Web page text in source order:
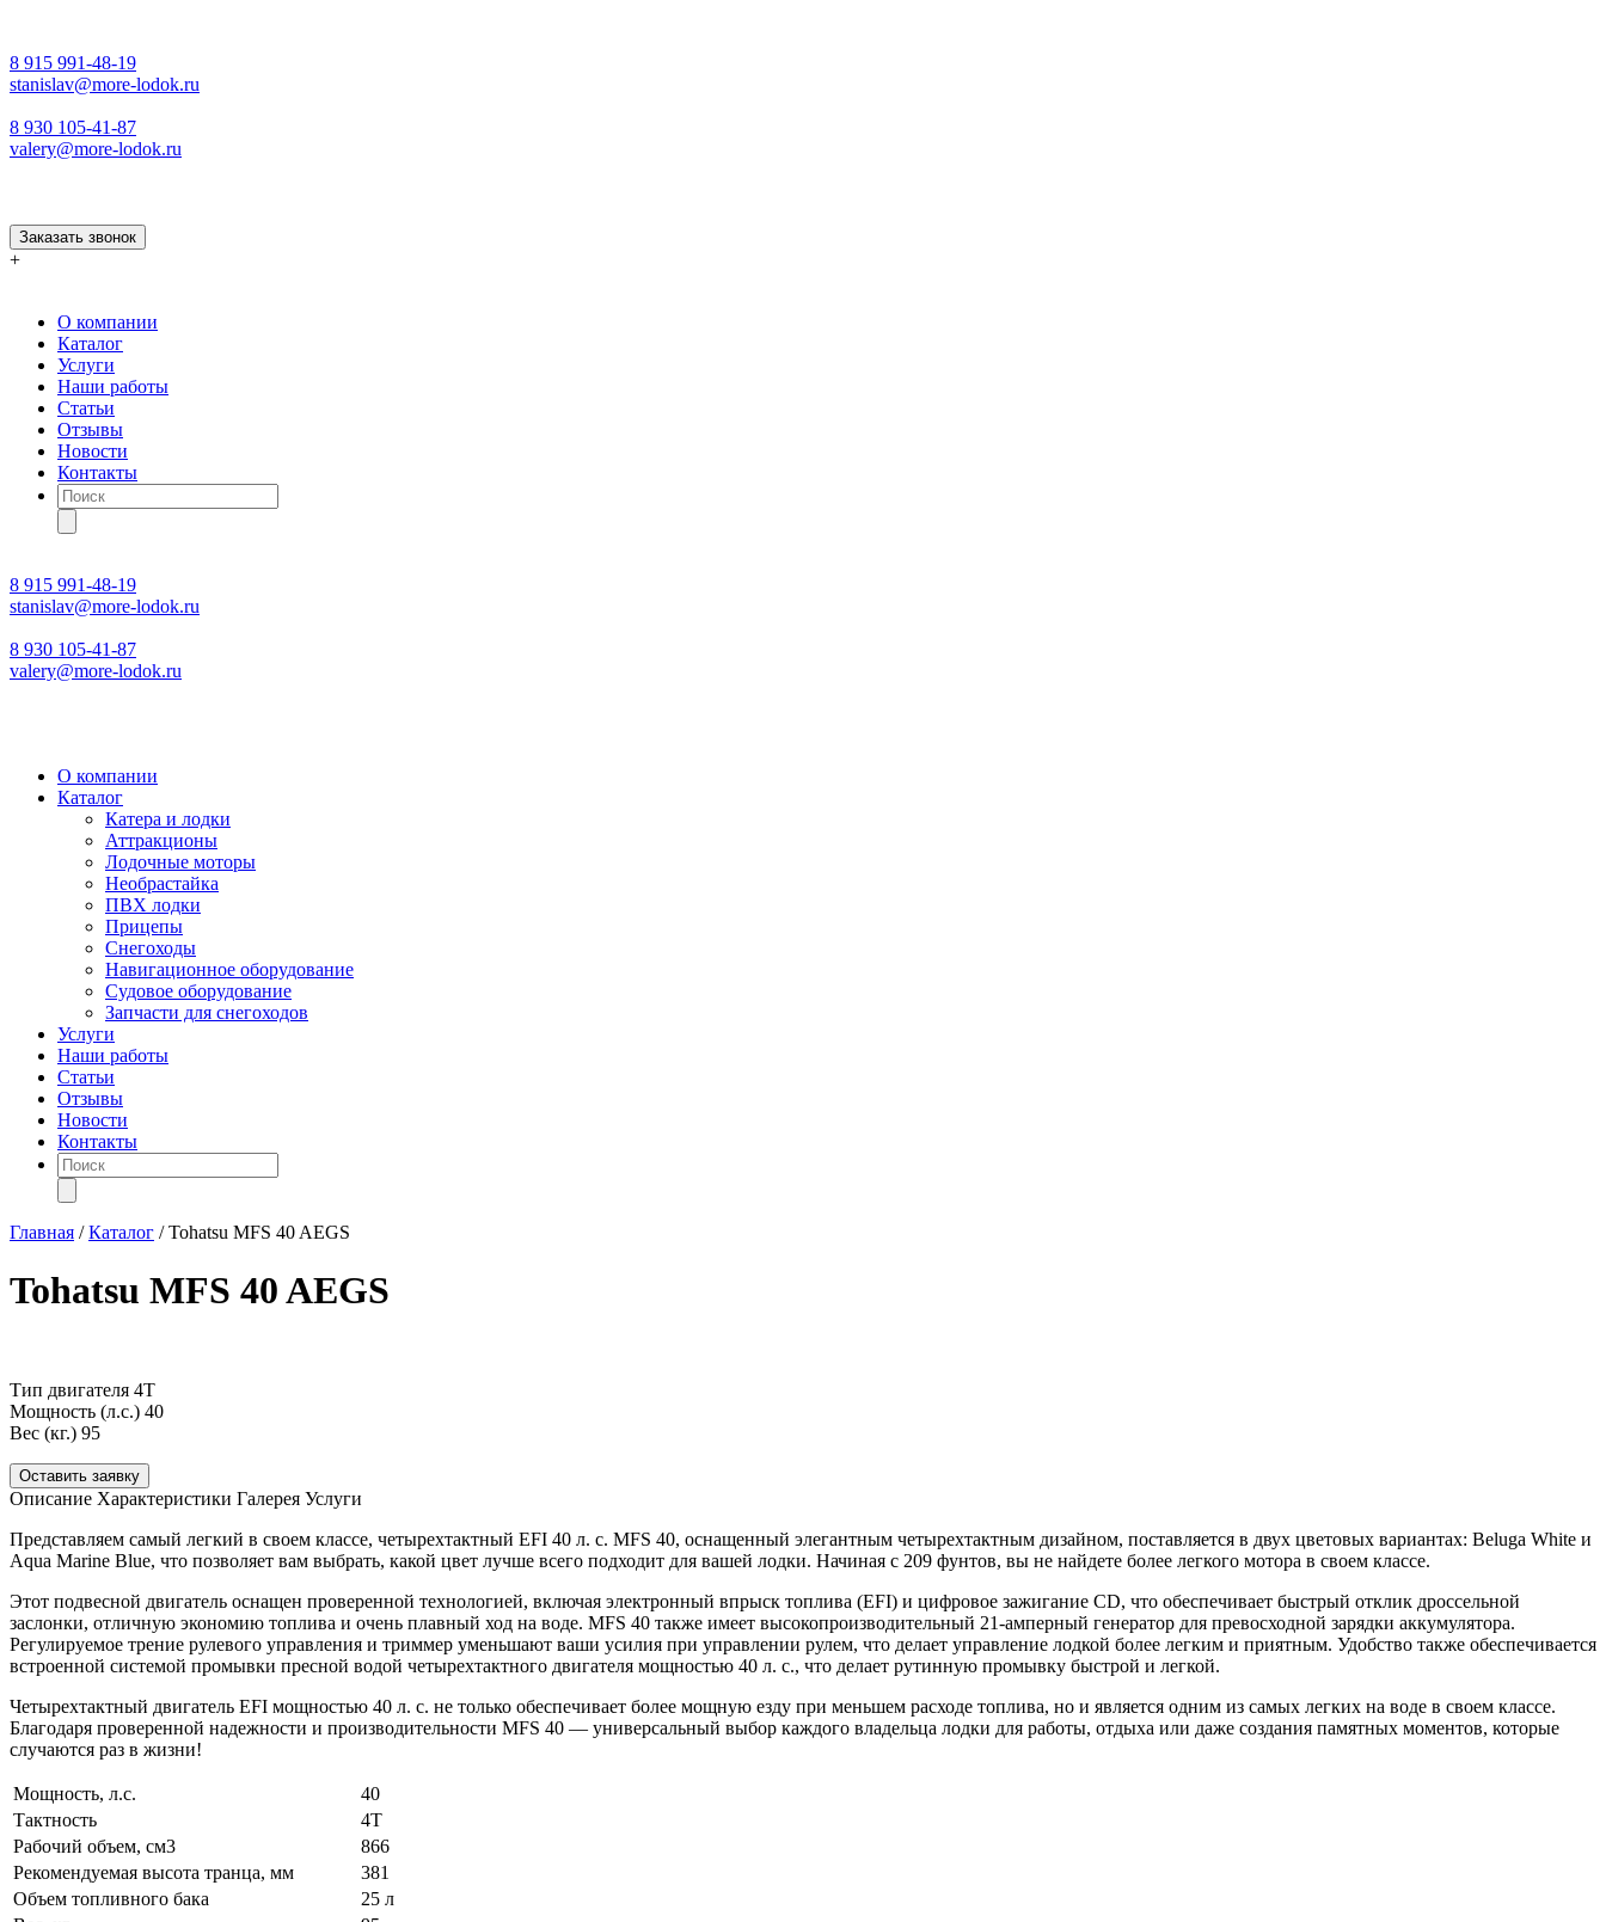
8 915 991-48-19
stanislav@more-lodok.ru
8 930 105-41-87
valery@more-lodok.ru
Заказать звонок
+
О компании
Каталог
Услуги
Наши работы
Статьи
Отзывы
Новости
Контакты
Поиск
товаров
8 915 991-48-19
stanislav@more-lodok.ru
8 930 105-41-87
valery@more-lodok.ru
О компании
Каталог
Катера и лодки
Аттракционы
Лодочные моторы
Необрастайка
ПВХ лодки
Прицепы
Снегоходы
Навигационное оборудование
Судовое оборудование
Запчасти для снегоходов
Услуги
Наши работы
Статьи
Отзывы
Новости
Контакты
Поиск
товаров
Главная /Каталог /Tohatsu MFS 40 AEGS
Tohatsu MFS 40 AEGS
Тип двигателя 4Т
Мощность (л.с.) 40
Вес (кг.) 95
Оставить заявку
Описание Характеристики Галерея Услуги
Представляем самый легкий в своем классе, четырехтактный EFI 40 л. с. MFS 40, оснащенный элегантным четырехтактным дизайном, поставляется в двух цветовых вариантах: Beluga White и
Aqua Marine Blue, что позволяет вам выбрать, какой цвет лучше всего подходит для вашей лодки. Начиная с 209 фунтов, вы не найдете более легкого мотора в своем классе.
Этот подвесной двигатель оснащен проверенной технологией, включая электронный впрыск топлива (EFI) и цифровое зажигание CD, что обеспечивает быстрый отклик дроссельной
заслонки, отличную экономию топлива и очень плавный ход на воде. MFS 40 также имеет высокопроизводительный 21-амперный генератор для превосходной зарядки аккумулятора.
Регулируемое трение рулевого управления и триммер уменьшают ваши усилия при управлении рулем, что делает управление лодкой более легким и приятным. Удобство также обеспечивается
встроенной системой промывки пресной водой четырехтактного двигателя мощностью 40 л. с., что делает рутинную промывку быстрой и легкой.
Четырехтактный двигатель EFI мощностью 40 л. с. не только обеспечивает более мощную езду при меньшем расходе топлива, но и является одним из самых легких на воде в своем классе.
Благодаря проверенной надежности и производительности MFS 40 — универсальный выбор каждого владельца лодки для работы, отдыха или даже создания памятных моментов, которые
случаются раз в жизни!
Мощность, л.с.
40
Тактность
4Т
Рабочий объем, см3
866
Рекомендуемая высота транца, мм
381
Объем топливного бака
25 л